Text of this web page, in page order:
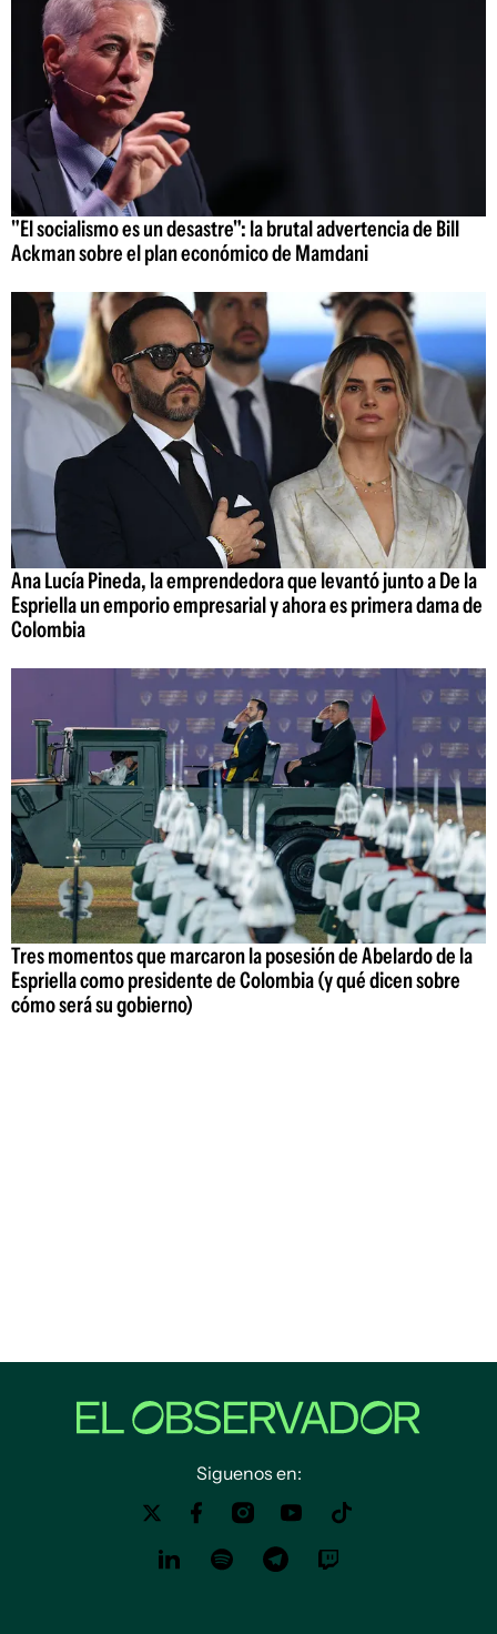
"El socialismo es un desastre": la brutal advertencia de Bill
Ackman sobre el plan económico de Mamdani
Ana Lucía Pineda, la emprendedora que levantó junto a De la
Espriella un emporio empresarial y ahora es primera dama de
Colombia
Tres momentos que marcaron la posesión de Abelardo de la
Espriella como presidente de Colombia (y qué dicen sobre
cómo será su gobierno)
Siguenos en: